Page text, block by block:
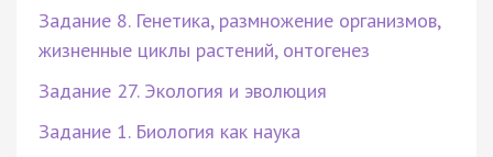
Задание 8. Генетика, размножение организмов,
жизненные циклы растений, онтогенез
Задание 27. Экология и эволюция
Задание 1. Биология как наука